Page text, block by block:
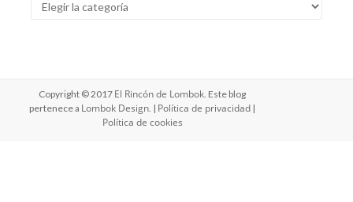
Copyright © 2017 El Rincón de Lombok. Este blog
pertenece a Lombok Design. | Política de privacidad |
Política de cookies